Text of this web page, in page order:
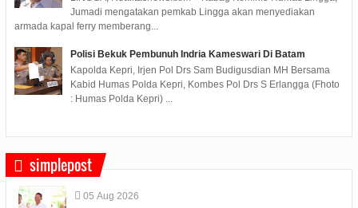
Jumadi mengatakan pemkab Lingga akan menyediakan
armada kapal ferry memberang...
Polisi Bekuk Pembunuh Indria Kameswari Di Batam
Kapolda Kepri, Irjen Pol Drs Sam Budigusdian MH Bersama
Kabid Humas Polda Kepri, Kombes Pol Drs S Erlangga (Fhoto
: Humas Polda Kepri) ...
simplepost
05 Aug 2026